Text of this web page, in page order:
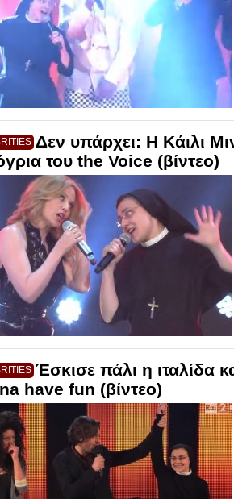
Δεν υπάρχει: Η Κάιλι
του the Voice (βίντεο)
Έσκισε πάλι η ιταλίδα
have fun (βίντεο)